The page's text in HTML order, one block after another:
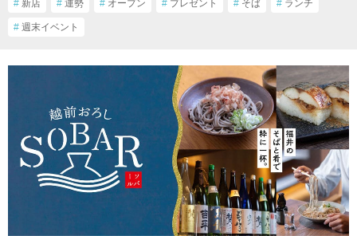
# 新店 # 運勢 # オープン # プレゼント # そば # ランチ
# 週末イベント